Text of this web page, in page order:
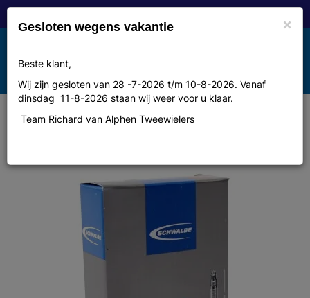
Toggle
navigation
MENU
Schwalbe Bib 20x11/8-13/8-150 sc
×
Gesloten wegens vakantie
Beste klant,
Wij zijn gesloten van 28 -7-2026 t/m 10-8-2026. Vanaf
dinsdag 11-8-2026 staan wij weer voor u klaar.
Team Richard van Alphen Tweewielers